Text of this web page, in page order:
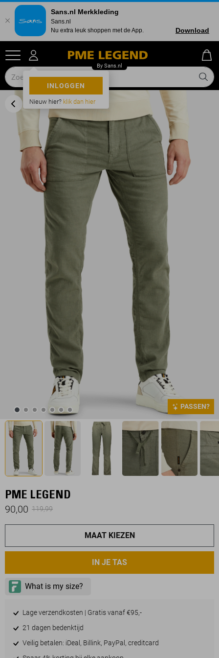
INLOGGEN
Nieuw hier? klik dan hier
PASSEN?
PME LEGEND
90,00 119,99
MAAT KIEZEN
IN JE TAS
Lage verzendkosten | Gratis vanaf €95,-
21 dagen bedenktijd
Veilig betalen: iDeal, Billink, PayPal, creditcard
Sans.nl Merkkleding
Sans.nl
Nu extra leuk shoppen met de App.
Download